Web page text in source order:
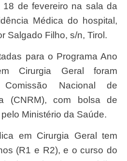
de fevereiro na sala da
Médica do hospital,
Salgado Filho, s/n, Tirol.
Cirurgia Geral foram
Nacional de
(CNRM), com bolsa de
Ministério da Saúde.
(R1 e R2), e o curso do